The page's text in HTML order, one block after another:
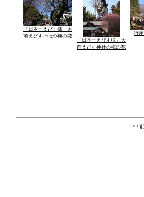
「日本一えびす様」大
前えびす神社の梅の花
「日本一えびす様」大
前えびす神社の梅の花
行屋
<<